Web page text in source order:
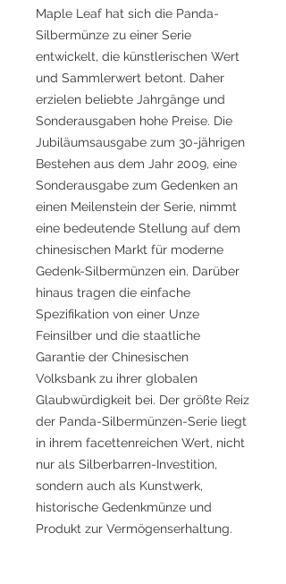
Maple Leaf hat sich die Panda-
Silbermünze zu einer Serie
entwickelt, die künstlerischen Wert
und Sammlerwert betont. Daher
erzielen beliebte Jahrgänge und
Sonderausgaben hohe Preise. Die
Jubiläumsausgabe zum 30-jährigen
Bestehen aus dem Jahr 2009, eine
Sonderausgabe zum Gedenken an
einen Meilenstein der Serie, nimmt
eine bedeutende Stellung auf dem
chinesischen Markt für moderne
Gedenk-Silbermünzen ein. Darüber
hinaus tragen die einfache
Spezifikation von einer Unze
Feinsilber und die staatliche
Garantie der Chinesischen
Volksbank zu ihrer globalen
Glaubwürdigkeit bei. Der größte Reiz
der Panda-Silbermünzen-Serie liegt
in ihrem facettenreichen Wert, nicht
nur als Silberbarren-Investition,
sondern auch als Kunstwerk,
historische Gedenkmünze und
Produkt zur Vermögenserhaltung.